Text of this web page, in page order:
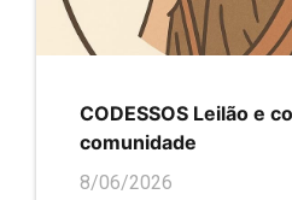
CODESSOS Leilão e
comunidade
8/06/2026